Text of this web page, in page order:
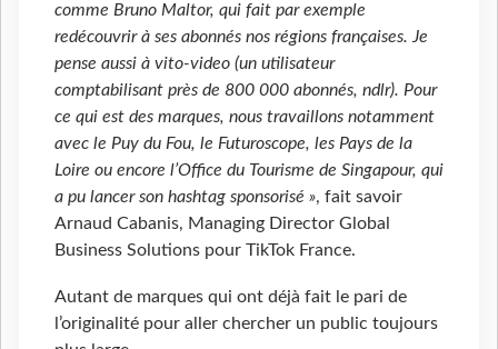
comme Bruno Maltor, qui fait par exemple
redécouvrir à ses abonnés nos régions françaises. Je
pense aussi à vito-video (un utilisateur
comptabilisant près de 800 000 abonnés, ndlr). Pour
ce qui est des marques, nous travaillons notamment
avec le Puy du Fou, le Futuroscope, les Pays de la
Loire ou encore l’Office du Tourisme de Singapour, qui
a pu lancer son hashtag sponsorisé », fait savoir
Arnaud Cabanis, Managing Director Global
Business Solutions pour TikTok France.
Autant de marques qui ont déjà fait le pari de
l’originalité pour aller chercher un public toujours